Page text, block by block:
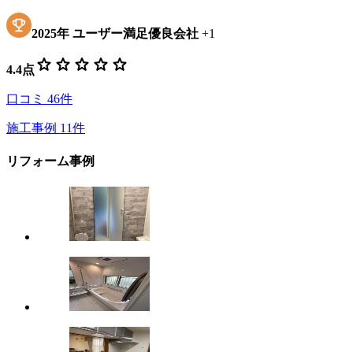
2025年 ユーザー満足優良会社 +1
4.4点 star star star star star
口コミ 46件
施工事例 11件
リフォーム事例